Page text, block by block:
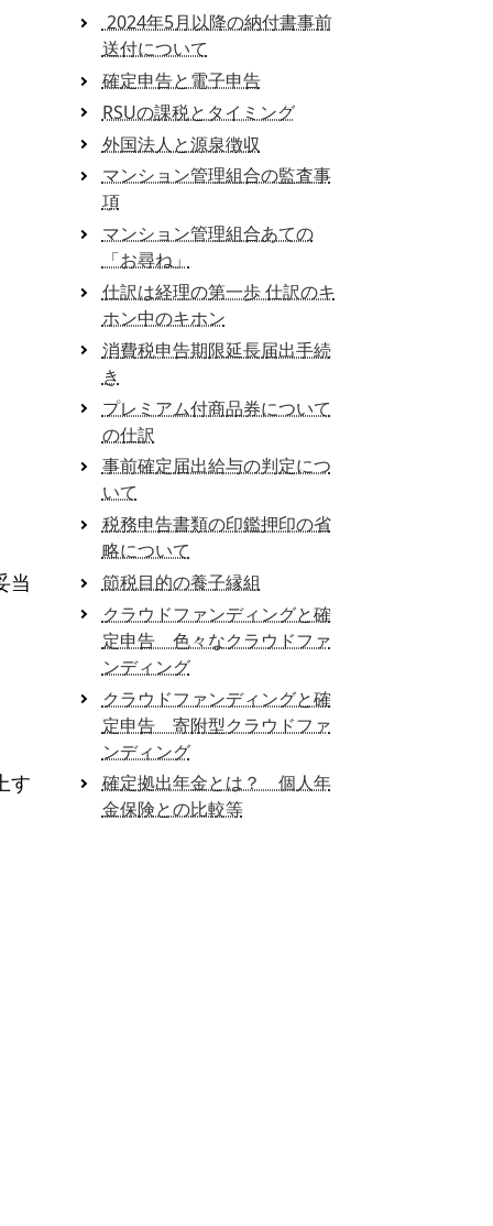
当
す
2024年5月以降の納付書事前
送付について
確定申告と電子申告
RSUの課税とタイミング
外国法人と源泉徴収
マンション管理組合の監査事
項
マンション管理組合あての
「お尋ね」
仕訳は経理の第一歩 仕訳のキ
ホン中のキホン
消費税申告期限延長届出手続
き
プレミアム付商品券について
の仕訳
事前確定届出給与の判定につ
いて
税務申告書類の印鑑押印の省
略について
節税目的の養子縁組
クラウドファンディングと確
定申告 色々なクラウドファ
ンディング
クラウドファンディングと確
定申告 寄附型クラウドファ
ンディング
確定拠出年金とは？ 個人年
金保険との比較等